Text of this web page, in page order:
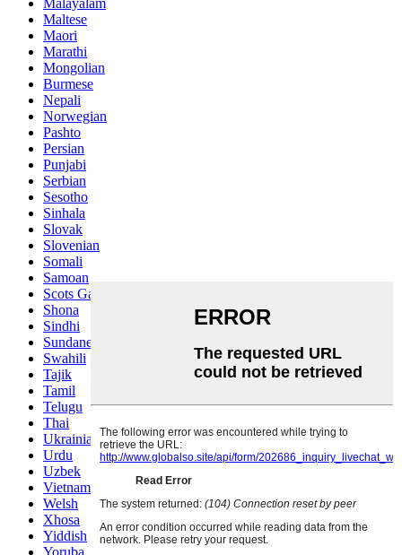
Maltese
Maori
Marathi
Mongolian
Burmese
Nepali
Norwegian
Pashto
Persian
Punjabi
Serbian
Sesotho
Sinhala
Slovak
Slovenian
Somali
Samoan
Scots Gaelic
Shona
Sindhi
Sundanese
Swahili
Tajik
Tamil
Telugu
Thai
Ukrainian
Urdu
Uzbek
Vietnamese
Welsh
Xhosa
Yiddish
Yoruba